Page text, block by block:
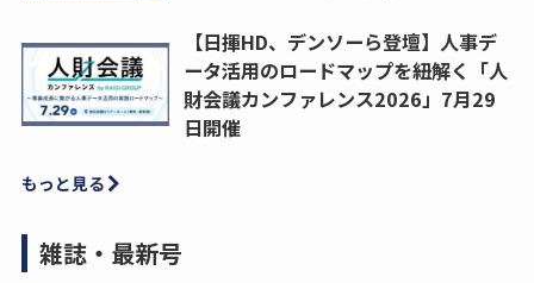
【日揮HD、デンソーら登壇】人事デ
ータ活用のロードマップを紐解く「人
財会議カンファレンス2026」7月29
日開催
もっと見る
雑誌・最新号